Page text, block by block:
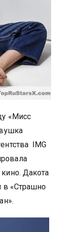
«Мисс
IMG
Дакота
в «Страшно